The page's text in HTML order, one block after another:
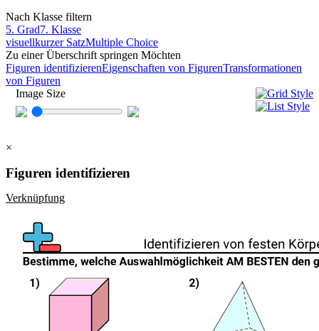
Nach Klasse filtern
5. Grad7. Klasse
visuellkurzer SatzMultiple Choice
Zu einer Überschrift springen Möchten
Figuren identifizierenEigenschaften von FigurenTransformationen
von Figuren
Image Size
×
Figuren identifizieren
Verknüpfung